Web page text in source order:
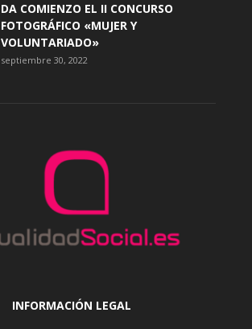
DA COMIENZO EL II CONCURSO
FOTOGRÁFICO «MUJER Y
VOLUNTARIADO»
septiembre 30, 2022
INFORMACIÓN LEGAL